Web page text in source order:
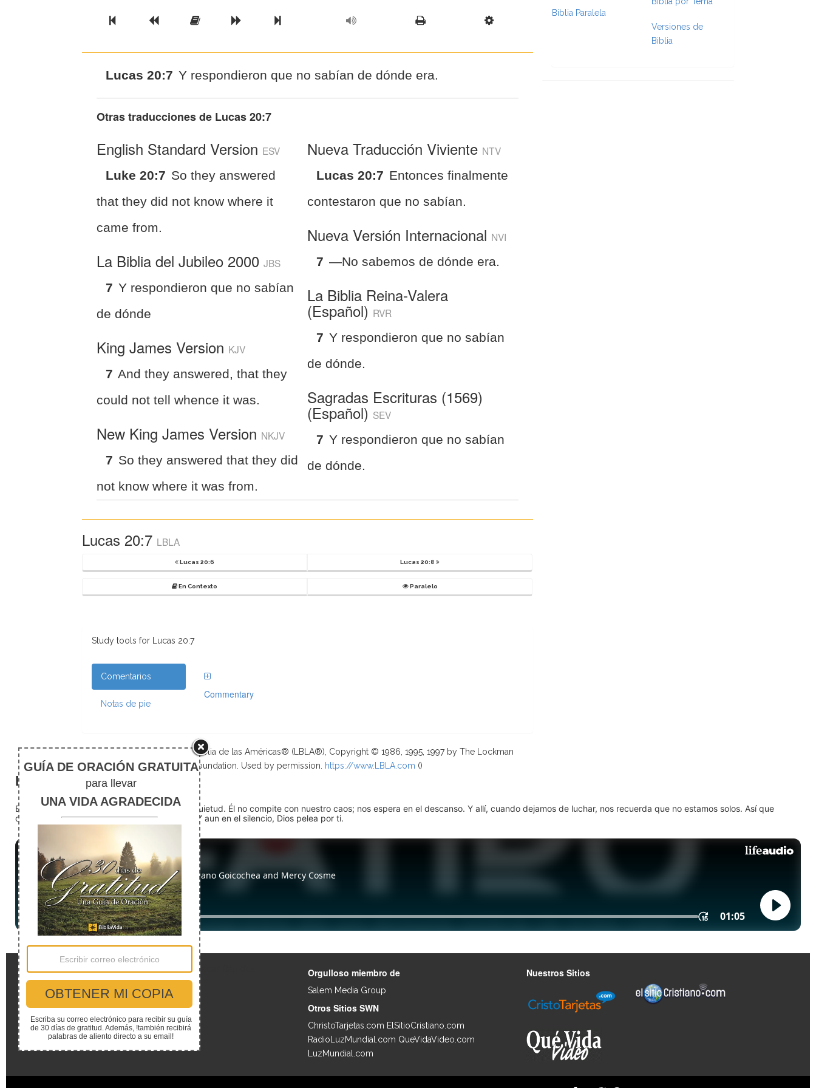
Previous BookPrevious Chapter
Read the Full Chapter
Next Chapter
Next Book Scripture Formatting
Lucas 20:7 Y respondieron que no sabían de dónde era.
Otras traducciones de Lucas 20:7
English Standard Version ESV
Luke 20:7 So they answered
that they did not know where it
came from.
La Biblia del Jubileo 2000JBS
7 Y respondieron que no sabían
de dónde
King James Version KJV
7 And they answered, that they
could not tell whence it was.
New King James Version NKJV
7 So they answered that they did
not know where it was from.
Nueva Traducción Viviente NTV
Lucas 20:7 Entonces finalmente
contestaron que no sabían.
Nueva Versión Internacional NVI
7 —No sabemos de dónde era.
La Biblia Reina-Valera
(Español) RVR
7 Y respondieron que no sabían
de dónde.
Sagradas Escrituras (1569)
(Español) SEV
7 Y respondieron que no sabían
de dónde.
Lucas 20:7 LBLA
Lucas 20:6 Lucas 20:8
En Contexto Paralelo
Study tools for Lucas 20:7
Comentarios
Notas de pie
Commentary
Scripture taken from La Biblia de las Américas® (LBLA®), Copyright © 1986, 1995, 1997 by The Lockman
Foundation. Used by permission.
https://www.LBLA.com ()
Biblia Paralela
Versiones de
Biblia
El silencio
En medio del ruido, Dios nos encuentra en la quietud. Él no compite con nuestro caos; nos espera en el descanso. Y allí, cuando dejamos de luchar, nos recuerda que no estamos solos. Así que
detente (quédate quieto) Dios está presente. Y aun en el silencio, Dios pelea por ti.
Enlaces Rápidos Orgulloso miembro de
Salem Media Group
Otros Sitios SWN
ChristoTarjetas.com ElSitioCristiano.com
RadioLuzMundial.com QueVidaVideo.com
LuzMundial.com
Nuestros Sitios